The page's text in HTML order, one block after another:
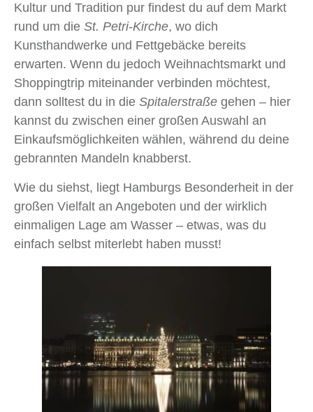
Kultur und Tradition pur findest du auf dem Markt
rund um die St. Petri-Kirche, wo dich
Kunsthandwerke und Fettgebäcke bereits
erwarten. Wenn du jedoch Weihnachtsmarkt und
Shoppingtrip miteinander verbinden möchtest,
dann solltest du in die Spitalerstraße gehen – hier
kannst du zwischen einer großen Auswahl an
Einkaufsmöglichkeiten wählen, während du deine
gebrannten Mandeln knabberst.
Wie du siehst, liegt Hamburgs Besonderheit in der
großen Vielfalt an Angeboten und der wirklich
einmaligen Lage am Wasser – etwas, was du
einfach selbst miterlebt haben musst!